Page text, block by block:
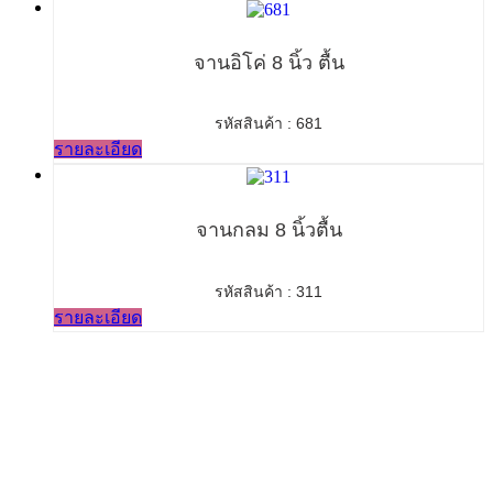
จานอิโค่ 8 นิ้ว ตื้น
รหัสสินค้า : 681
รายละเอียด
จานกลม 8 นิ้วตื้น
รหัสสินค้า : 311
รายละเอียด